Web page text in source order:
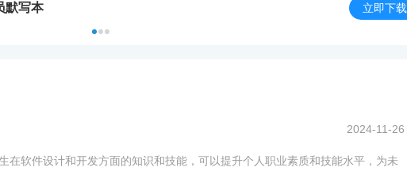
默写本 立即下载
2024-11-26
在软件设计和开发方面的知识和技能，可以提升个人职业素质和技能水平，为未